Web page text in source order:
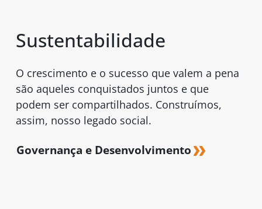
Sustentabilidade
O crescimento e o sucesso que valem a pena
são aqueles conquistados juntos e que
podem ser compartilhados. Construímos,
assim, nosso legado social.
Governança e Desenvolvimento